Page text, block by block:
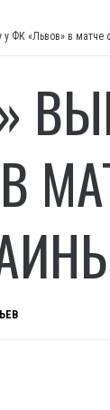
ФК «Львов» в матче